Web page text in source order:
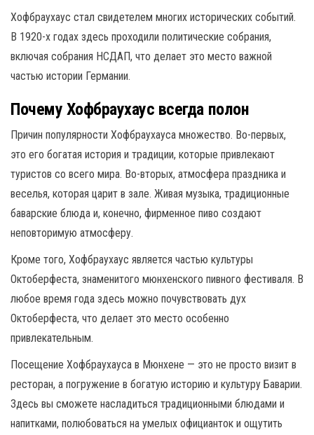
Хофбраухаус стал свидетелем многих исторических событий.
В 1920-х годах здесь проходили политические собрания,
включая собрания НСДАП, что делает это место важной
частью истории Германии.
Почему Хофбраухаус всегда полон
Причин популярности Хофбраухауса множество. Во-первых,
это его богатая история и традиции, которые привлекают
туристов со всего мира. Во-вторых, атмосфера праздника и
веселья, которая царит в зале. Живая музыка, традиционные
баварские блюда и, конечно, фирменное пиво создают
неповторимую атмосферу.
Кроме того, Хофбраухаус является частью культуры
Октоберфеста, знаменитого мюнхенского пивного фестиваля. В
любое время года здесь можно почувствовать дух
Октоберфеста, что делает это место особенно
привлекательным.
Посещение Хофбраухауса в Мюнхене — это не просто визит в
ресторан, а погружение в богатую историю и культуру Баварии.
Здесь вы сможете насладиться традиционными блюдами и
напитками, полюбоваться на умелых официанток и ощутить